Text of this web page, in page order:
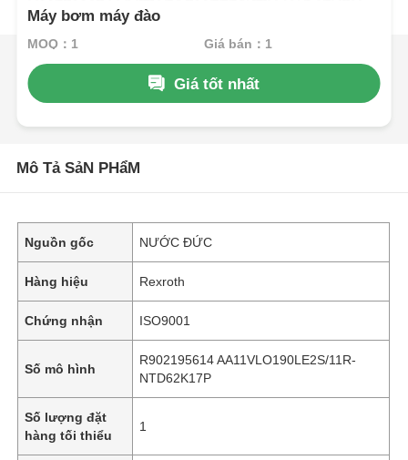
Máy bơm máy đào
MOQ：1 Giá bán：1
Giá tốt nhất
Mô Tả SảN PHẩM
Nguồn gốc NƯỚC ĐỨC
Hàng hiệu Rexroth
Chứng nhận ISO9001
Số mô hình
R902195614 AA11VLO190LE2S/11R-
NTD62K17P
Số lượng đặt
hàng tối thiểu
1